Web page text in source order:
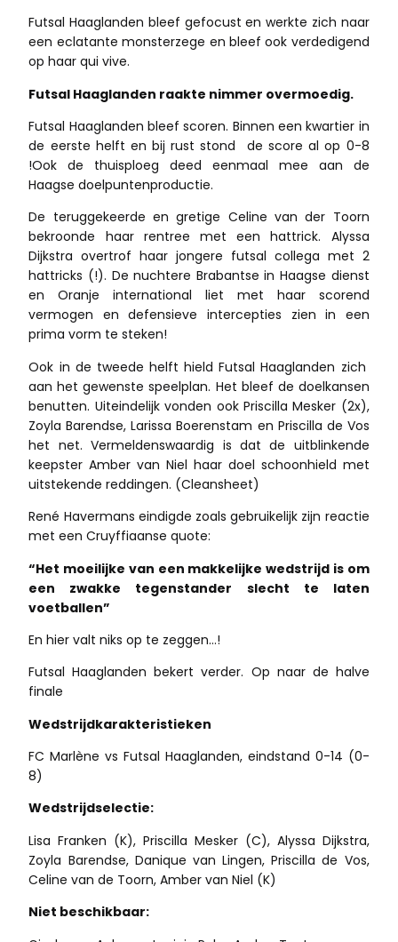
Futsal Haaglanden bleef gefocust en werkte zich naar
een eclatante monsterzege en bleef ook verdedigend
op haar qui vive.
Futsal Haaglanden raakte nimmer overmoedig.
Futsal Haaglanden bleef scoren. Binnen een kwartier in
de eerste helft en bij rust stond de score al op 0-8
!Ook de thuisploeg deed eenmaal mee aan de
Haagse doelpuntenproductie.
De teruggekeerde en gretige Celine van der Toorn
bekroonde haar rentree met een hattrick. Alyssa
Dijkstra overtrof haar jongere futsal collega met 2
hattricks (!). De nuchtere Brabantse in Haagse dienst
en Oranje international liet met haar scorend
vermogen en defensieve intercepties zien in een
prima vorm te steken!
Ook in de tweede helft hield Futsal Haaglanden zich
aan het gewenste speelplan. Het bleef de doelkansen
benutten. Uiteindelijk vonden ook Priscilla Mesker (2x),
Zoyla Barendse, Larissa Boerenstam en Priscilla de Vos
het net. Vermeldenswaardig is dat de uitblinkende
keepster Amber van Niel haar doel schoonhield met
uitstekende reddingen. (Cleansheet)
René Havermans eindigde zoals gebruikelijk zijn reactie
met een Cruyffiaanse quote:
“Het moeilijke van een makkelijke wedstrijd is om
een zwakke tegenstander slecht te laten
voetballen”
En hier valt niks op te zeggen…!
Futsal Haaglanden bekert verder. Op naar de halve
finale
Wedstrijdkarakteristieken
FC Marlène vs Futsal Haaglanden, eindstand 0-14 (0-
8)
Wedstrijdselectie:
Lisa Franken (K), Priscilla Mesker (C), Alyssa Dijkstra,
Zoyla Barendse, Danique van Lingen, Priscilla de Vos,
Celine van de Toorn, Amber van Niel (K)
Niet beschikbaar: